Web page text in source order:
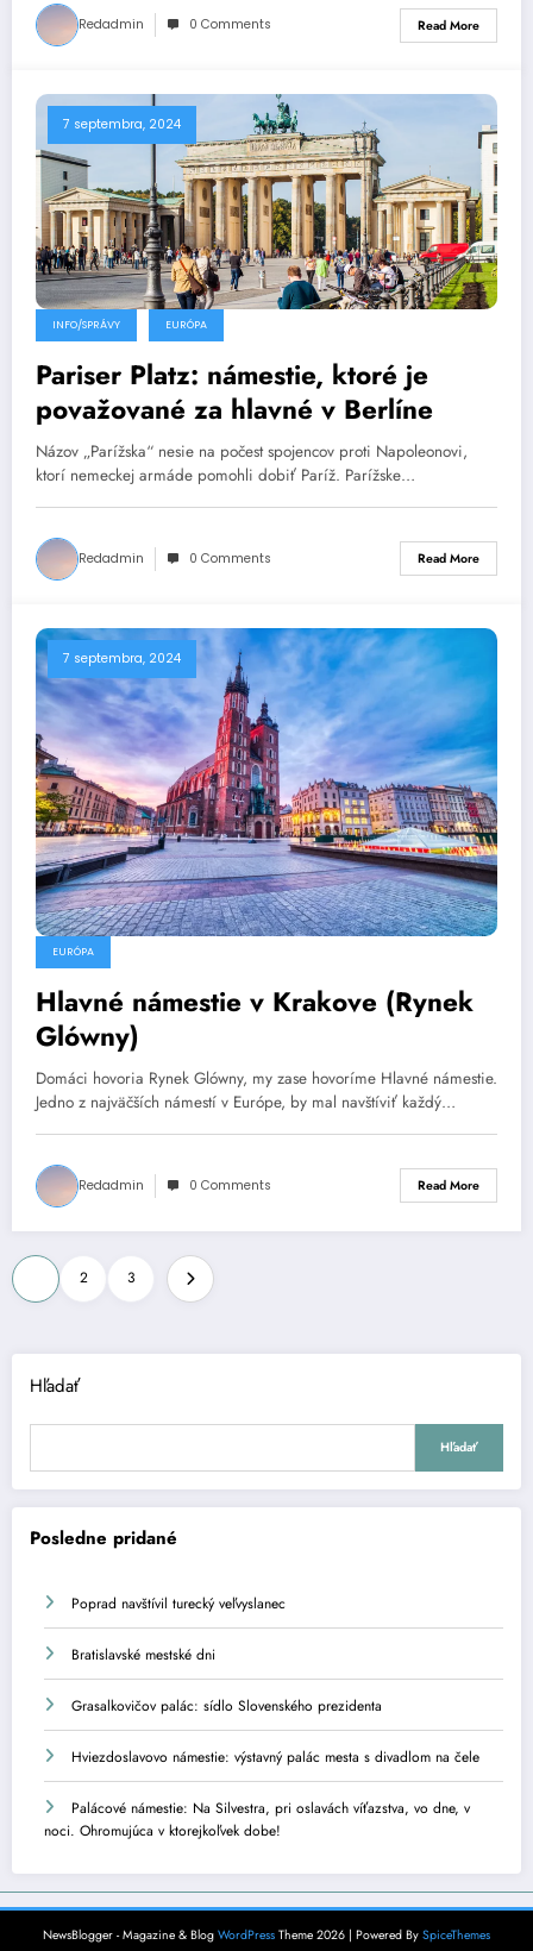
Redadmin 0 Comments Read More
7 septembra, 2024
INFO/SPRÁVY EURÓPA
Pariser Platz: námestie, ktoré je
považované za hlavné v Berlíne
Názov „Parížska“ nesie na počest spojencov proti Napoleonovi,
ktorí nemeckej armáde pomohli dobiť Paríž. Parížske…
Redadmin 0 Comments Read More
7 septembra, 2024
EURÓPA
Hlavné námestie v Krakove (Rynek
Glówny)
Domáci hovoria Rynek Glówny, my zase hovoríme Hlavné námestie.
Jedno z najväčších námestí v Európe, by mal navštíviť každý…
Redadmin 0 Comments Read More
Stránkovanie
príspevkov
2 3
Hľadať
Hľadať
Posledne pridané
Poprad navštívil turecký veľvyslanec
Bratislavské mestské dni
Grasalkovičov palác: sídlo Slovenského prezidenta
Hviezdoslavovo námestie: výstavný palác mesta s divadlom na čele
Palácové námestie: Na Silvestra, pri oslavách víťazstva, vo dne, v
noci. Ohromujúca v ktorejkoľvek dobe!
NewsBlogger - Magazine & Blog WordPress Theme 2026 | Powered By SpiceThemes